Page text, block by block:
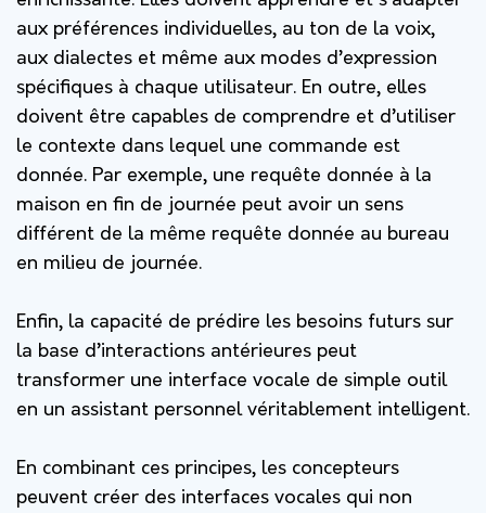
aux préférences individuelles, au ton de la voix,
aux dialectes et même aux modes d’expression
spécifiques à chaque utilisateur. En outre, elles
doivent être capables de comprendre et d’utiliser
le contexte dans lequel une commande est
donnée. Par exemple, une requête donnée à la
maison en fin de journée peut avoir un sens
différent de la même requête donnée au bureau
en milieu de journée.
Enfin, la capacité de prédire les besoins futurs sur
la base d’interactions antérieures peut
transformer une interface vocale de simple outil
en un assistant personnel véritablement intelligent.
En combinant ces principes, les concepteurs
peuvent créer des interfaces vocales qui non